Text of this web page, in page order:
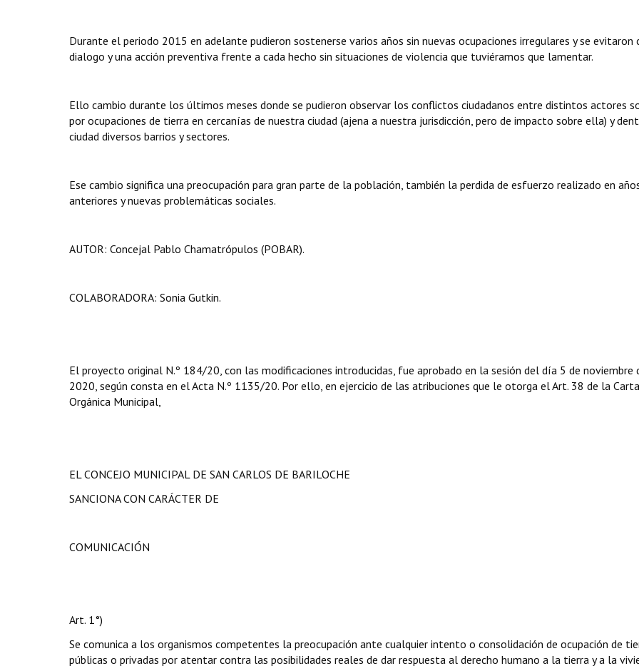
Durante el periodo 2015 en adelante pudieron sostenerse varios años sin nuevas ocupaciones irregulares y se evitaron
dialogo y una acción preventiva frente a cada hecho sin situaciones de violencia que tuviéramos que lamentar.
Ello cambio durante los últimos meses donde se pudieron observar los conflictos ciudadanos entre distintos actores
por ocupaciones de tierra en cercanías de nuestra ciudad (ajena a nuestra jurisdicción, pero de impacto sobre ella) y
ciudad diversos barrios y sectores.
Ese cambio significa una preocupación para gran parte de la población, también la perdida de esfuerzo realizado en
anteriores y nuevas problemáticas sociales.
AUTOR: Concejal Pablo Chamatrópulos (POBAR).
COLABORADORA: Sonia Gutkin.
El proyecto original N.º 184/20, con las modificaciones introducidas, fue aprobado en la sesión del día 5 de noviembre
2020, según consta en el Acta N.º 1135/20. Por ello, en ejercicio de las atribuciones que le otorga el Art. 38 de la Carta
Orgánica Municipal,
EL CONCEJO MUNICIPAL DE SAN CARLOS DE BARILOCHE
SANCIONA CON CARÁCTER DE
COMUNICACIÓN
Art. 1°)
Se comunica a los organismos competentes la preocupación ante cualquier intento o consolidación de ocupación de
públicas o privadas por atentar contra las posibilidades reales de dar respuesta al derecho humano a la tierra y a la